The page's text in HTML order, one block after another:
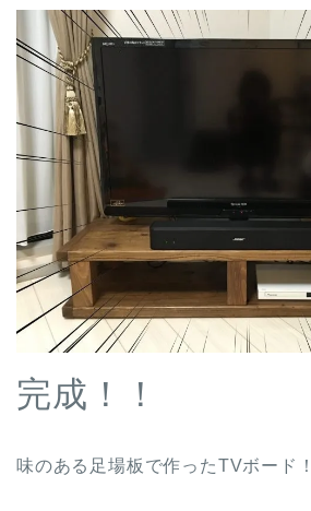
完成！！
味のある足場板で作ったTVボード！